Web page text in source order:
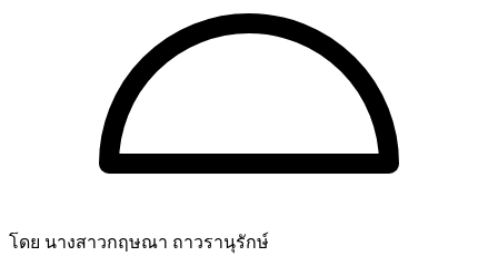
โดย นางสาวกฤษณา ถาวรานุรักษ์